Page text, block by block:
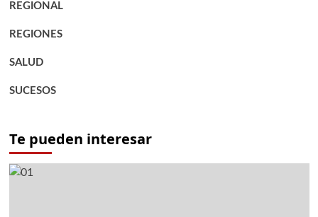
REGIONAL
REGIONES
SALUD
SUCESOS
Te pueden interesar